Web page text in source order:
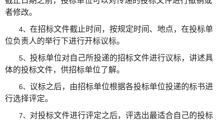
者修改。
4、 在招标文件截止时间，按规定时间、地点，在投标单
位负责人的举行下进行开标议标。
5、 投标单位对自己所投递的招标文件进行议标，讲述具
体的投标文件，供招标单位了解。
6、 议标之后，由招标单位根据各投标单位投递的标书进
行选择评定。
7、 对投标文件进行评定之后，评选出最适合自己的投标